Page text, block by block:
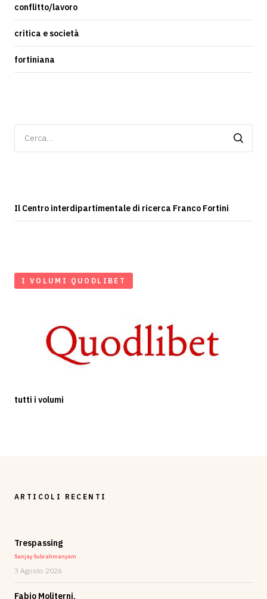
conflitto/lavoro
critica e società
fortiniana
per:
Il Centro interdipartimentale di ricerca Franco Fortini
I VOLUMI QUODLIBET
tutti i volumi
ARTICOLI RECENTI
Trespassing
Sanjay Subrahmanyam
3 Agosto 2026
Fabio Moliterni,